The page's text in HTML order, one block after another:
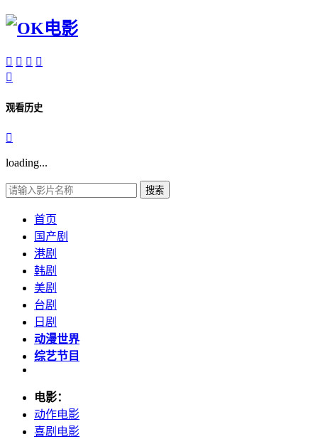
   

观看历史

loading...
搜索
首页
国产剧
港剧
韩剧
美剧
台剧
日剧
动漫世界
综艺节目
电影：
动作电影
喜剧电影